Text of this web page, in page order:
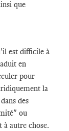
que
est difficile à
en
pour
la
des
ou
autre chose.